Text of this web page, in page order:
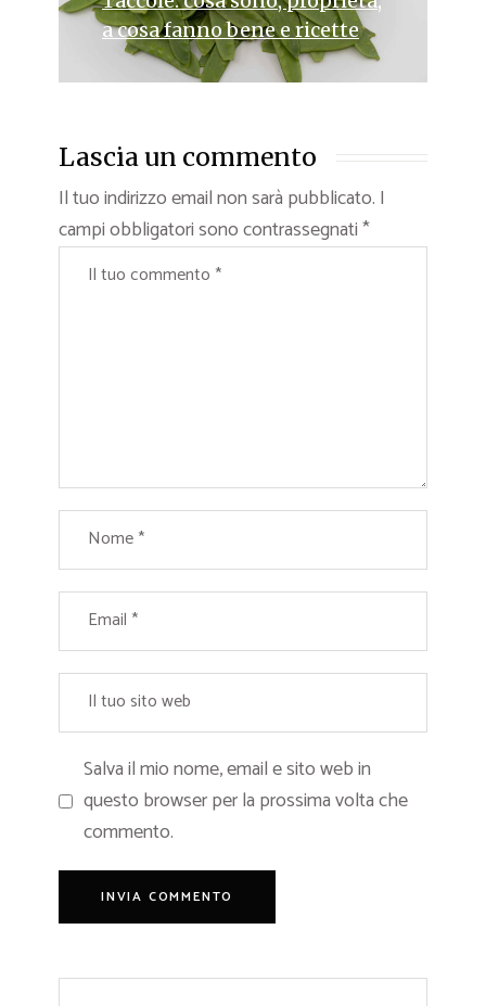
a cosa fanno bene e ricette
Lascia un commento
Il tuo indirizzo email non sarà pubblicato. I
campi obbligatori sono contrassegnati*
Salva il mio nome, email e sito web in
questo browser per la prossima volta che
commento.